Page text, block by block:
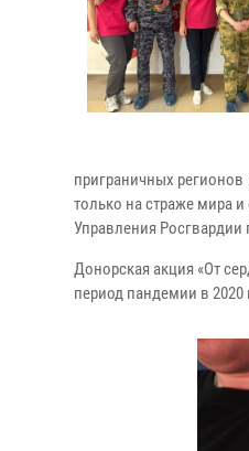
приграничных
только на страже мира
Управления
Донорская акция «От
период пандемии в 2020